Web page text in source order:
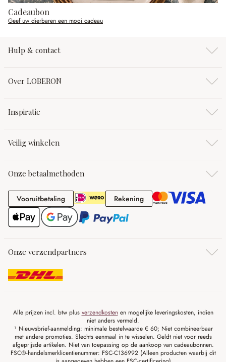
Cadeaubon
Geef uw dierbaren een mooi cadeau
Hulp & contact
Over LOBERON
Inspiratie
Veilig winkelen
Onze betaalmethoden
VooruitbetalingVooruitbetaling RekeningRekening
Onze verzendpartners
Alle prijzen incl. btw plus verzendkostenen mogelijke leveringskosten, indien
niet anders vermeld.
¹ Nieuwsbrief-aanmelding: minimale bestelwaarde € 60; Niet combineerbaar
met andere promoties. Slechts eenmaal in te wisselen. Geldt niet voor reeds
afgeprijsde artikelen. Niet van toepassing op de aankoop van cadeaubonnen.
FSC®-handelsmerklicentienummer: FSC-C136992 (Alleen producten waarbij dit